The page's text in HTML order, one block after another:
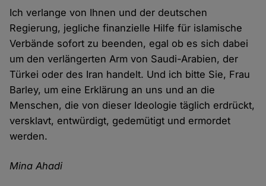
Ich verlange von Ihnen und der deutschen
Regierung, jegliche finanzielle Hilfe für islamische
Verbände sofort zu beenden, egal ob es sich dabei
um den verlängerten Arm von Saudi-Arabien, der
Türkei oder des Iran handelt. Und ich bitte Sie, Frau
Barley, um eine Erklärung an uns und an die
Menschen, die von dieser Ideologie täglich erdrückt,
versklavt, entwürdigt, gedemütigt und ermordet
werden.
Mina Ahadi